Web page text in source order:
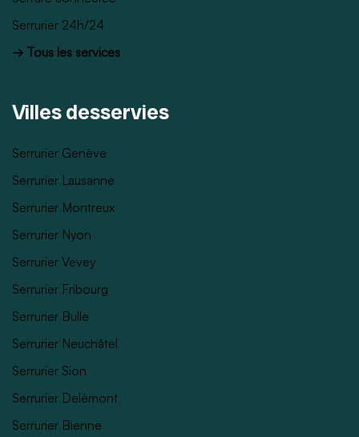
Serrurier 24h/24
→ Tous les services
Villes desservies
Serrurier Genève
Serrurier Lausanne
Serrurier Montreux
Serrurier Nyon
Serrurier Vevey
Serrurier Fribourg
Serrurier Bulle
Serrurier Neuchâtel
Serrurier Sion
Serrurier Delémont
Serrurier Bienne